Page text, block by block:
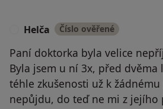
Helča Číslo ověřené
Paní doktorka byla velice
Byla jsem u ní 3x, před dvěma
téhle zkušenosti už k
nepůjdu, do teď ne mi z jejího